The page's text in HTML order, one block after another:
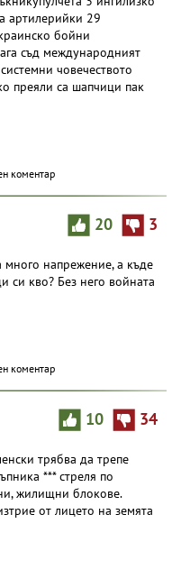
артилерийки 29
бойни
съд международният
човечеството
преяли са шапчици пак
коментар
20 3
напрежение, а къде
си кво? Без него войната
коментар
10 34
трябва да трепе
*** стреля по
жилищни блокове.
от лицето на земята